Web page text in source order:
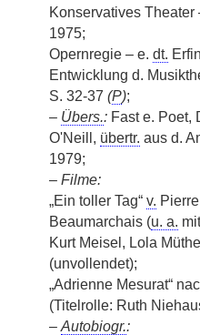
Konservatives
1975;
Opernregie – e. dt.
Entwicklung d.
S. 32-37 (P);
– Übers.: Fast e. Poet,
O'Neill, übertr. aus d.
1979;
– Filme:
„Ein toller Tag“ v.
Beaumarchais (u. a.
Kurt Meisel, Lola
(unvollendet);
„Adrienne Mesurat“
(Titelrolle: Ruth
– Autobiogr.: